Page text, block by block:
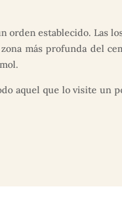
establecido. Las
más profunda del
aquel que lo visite un